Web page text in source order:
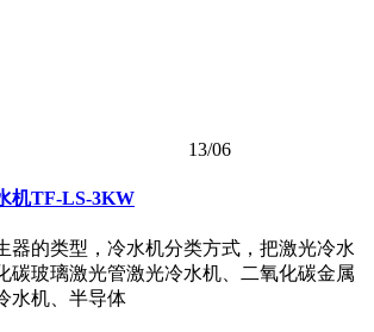
13/06
机TF-LS-3KW
器的类型，冷水机分类方式，把激光冷水
碳玻璃激光管激光冷水机、二氧化碳金属
水机、半导体